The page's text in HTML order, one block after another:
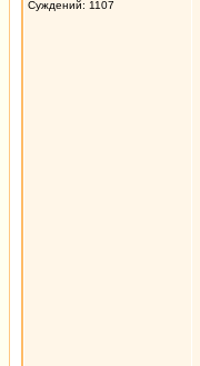
Суждений: 1107